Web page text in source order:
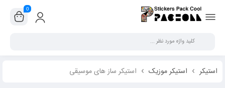
0
استیکر استیکر موزيک استیکر ساز های موسیقی